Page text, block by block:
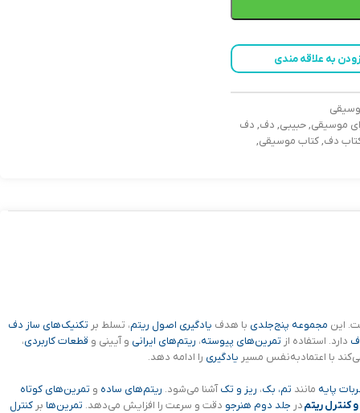
به علاقه مندی
موسیقی, حبیبی, دف, دف
دف, کتاب موسیقی,
این مجموعه پنج‌جلدی با هدف یادگیری اصول ریتم، تسلط بر تکنیک‌های ساز دف
دارد. استفاده از تمرین‌های پیوسته، ریتم‌های ایرانی و آیینی و قطعات کاربردی،
با اعتمادبه‌نفس مسیر یادگیری را ادامه دهد.
پایه مانند تم، بک، ریز و تکآشنا می‌شود. ریتم‌های ساده و تمرین‌های کوتاه
کنترل ریتمدر جلد دوم هنرجو دقت و سرعت را افزایش می‌دهد. تمرین‌ها بر کنترل